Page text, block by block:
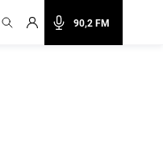
90,2 FM